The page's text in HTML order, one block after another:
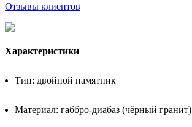
Отзывы клиентов
Характеристики
Тип: двойной памятник
Материал: габбро-диабаз (чёрный гранит)